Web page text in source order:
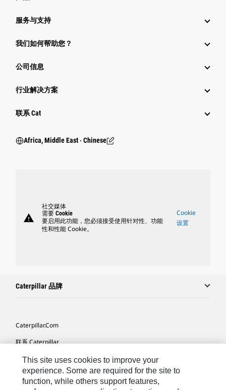
服务与支持
我们如何帮助您？
公司信息
行业解决方案
行业
联系 Cat
Africa, Middle East ‧ Chinese
warning
社交媒体
需要 Cookie
要启用此功能，您必须接受使用针对性、功能
性和性能 Cookie。
Cookie
设置
Caterpillar 品牌
Caterpillar.com
联系 Caterpillar
我的营销首选项
站点地图
This site uses cookies to improve your
experience. Some are required for the site to
function, while others support features,